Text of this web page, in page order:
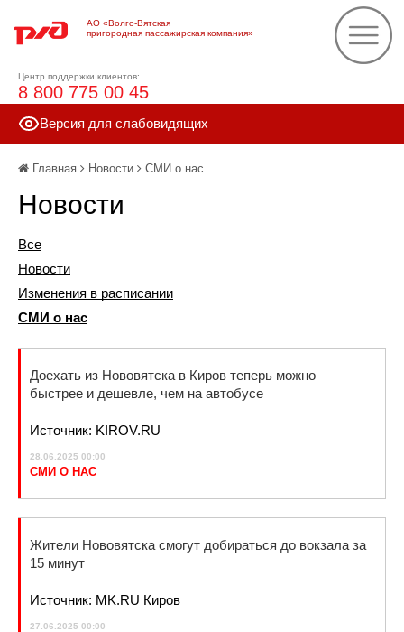
АО «Волго-Вятская
пригородная пассажирская компания»
Центр поддержки клиентов:
8 800 775 00 45
Версия для слабовидящих
Главная Новости СМИ о нас
Новости
Все
Новости
Изменения в расписании
СМИ о нас
Доехать из Нововятска в Киров теперь можно
быстрее и дешевле, чем на автобусе
Источник: KIROV.RU
28.06.2025 00:00
СМИ О НАС
Жители Нововятска смогут добираться до вокзала за
15 минут
Источник: MK.RU Киров
27.06.2025 00:00